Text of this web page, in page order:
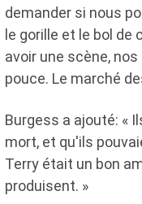
demander si nous
le gorille et le bol
avoir une scène,
pouce. Le marché
Burgess a ajouté: «
mort, et qu'ils
Terry était un bon
produisent. »